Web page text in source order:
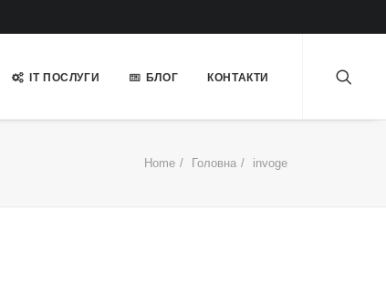
ІТ ПОСЛУГИ БЛОГ КОНТАКТИ
Home Головна invoge